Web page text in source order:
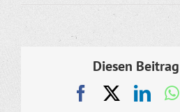
Diesen
Facebook